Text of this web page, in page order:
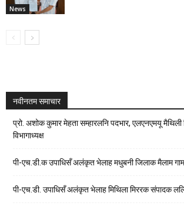
News
नवीनतम समाचार
प्रो. अशोक कुमार मेहता सम्हारलनि पदभार, एलएनएमयू
विभागाध्यक्ष
पी-एच.डी.क उपाधिसँ अलंकृत भेलाह मधुबनी जिलाक मैलाम गाम
पी-एच.डी. उपाधिसँ अलंकृत भेलाह मिथिला मिररक संपादक